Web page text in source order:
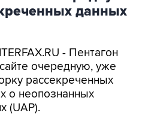
данных
- Пентагон
очередную, уже
рассекреченных
о неопознанных
(UAP).